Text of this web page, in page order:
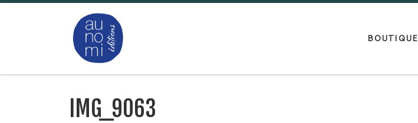
Passer au contenu
BOUTIQUE
IMG_9063